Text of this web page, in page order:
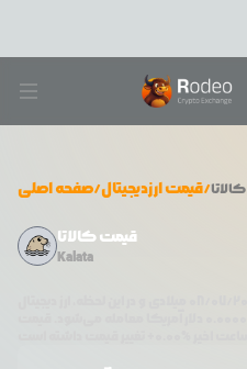
صفحه اصلی/قیمت ارزدیجیتال/کالاتا
قیمت کالاتا
Kalata